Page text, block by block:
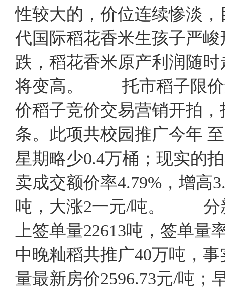
性较大的，价位连续惨淡
代国际稻花香米生孩子严
跌，稻花香米原产利润随
将变高。 托市稻子限
价稻子竞价交易营销开拍
条。此项共校园推广今年
星期略少0.4万桶；现实的
卖成交额价率4.79%，增高
吨，大涨2一元/吨。 分
上签单量22613吨，签单量
中晚籼稻共推广40万吨，
量最新房价2596.73元/吨